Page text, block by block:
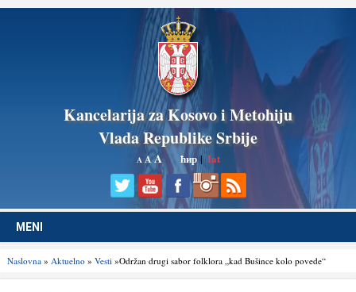
Kancelarija za Kosovo i Metohiju
Vlada Republike Srbije
A AA ћир|lat
MENI
Naslovna» Aktuelno» Vesti»Održan drugi sabor folklora „kad Bušince kolo povede“